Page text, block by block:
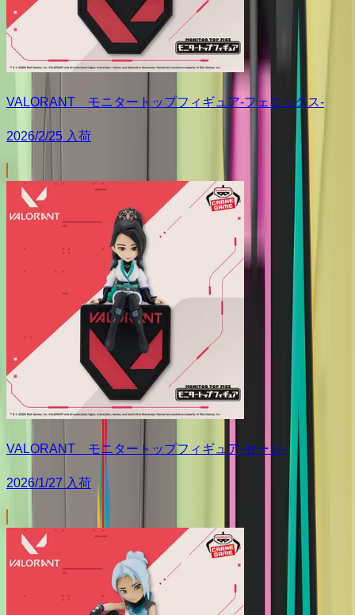
VALORANT モニタートップフィギュア-フェニックス-
2026/2/25 入荷
VALORANT モニタートップフィギュア-セージ-
2026/1/27 入荷